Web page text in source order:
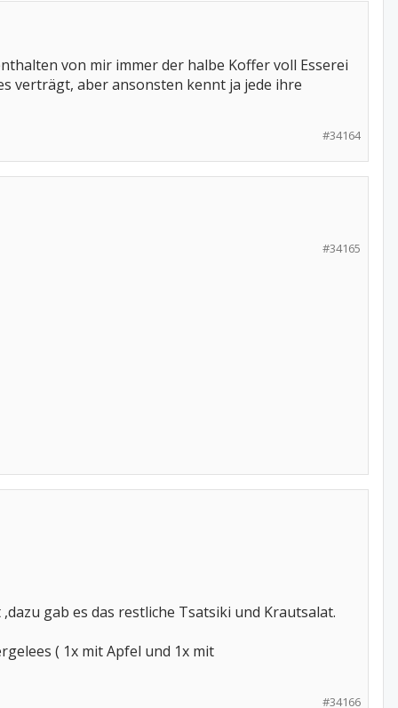
von mir immer der halbe Koffer voll Esserei
verträgt, aber ansonsten kennt ja jede ihre
#34164
#34165
gab es das restliche Tsatsiki und Krautsalat.
( 1x mit Apfel und 1x mit
#34166